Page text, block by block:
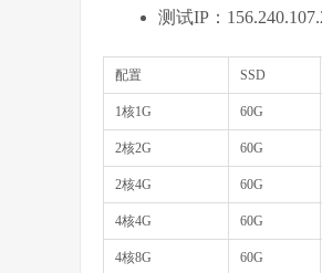
测试IP：
配置 SSD
1核1G 60G
2核2G 60G
2核4G 60G
4核4G 60G
4核8G 60G